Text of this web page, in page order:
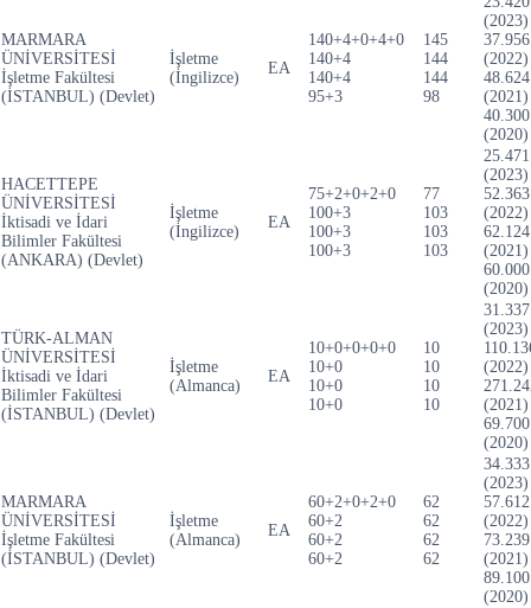
MARMARA
ÜNİVERSİTESİ
İşletme Fakültesi
(İSTANBUL) (Devlet)
İşletme
(İngilizce)
EA
140+4+0+4+0
140+4
140+4
95+3
145
144
144
98
(2023)
37.956
(2022)
48.624
(2021)
40.300
(2020)
HACETTEPE
ÜNİVERSİTESİ
İktisadi ve İdari
Bilimler Fakültesi
(ANKARA) (Devlet)
İşletme
(İngilizce)
EA
75+2+0+2+0
100+3
100+3
100+3
77
103
103
103
25.471
(2023)
52.363
(2022)
62.124
(2021)
60.000
(2020)
TÜRK-ALMAN
ÜNİVERSİTESİ
İktisadi ve İdari
Bilimler Fakültesi
(İSTANBUL) (Devlet)
İşletme
(Almanca)
EA
10+0+0+0+0
10+0
10+0
10+0
10
10
10
10
31.337
(2023)
(2022)
(2021)
69.700
(2020)
MARMARA
ÜNİVERSİTESİ
İşletme Fakültesi
(İSTANBUL) (Devlet)
İşletme
(Almanca)
EA
60+2+0+2+0
60+2
60+2
60+2
62
62
62
62
34.333
(2023)
57.612
(2022)
73.239
(2021)
89.100
(2020)